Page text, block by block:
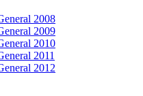
2008
2009
2010
2011
2012